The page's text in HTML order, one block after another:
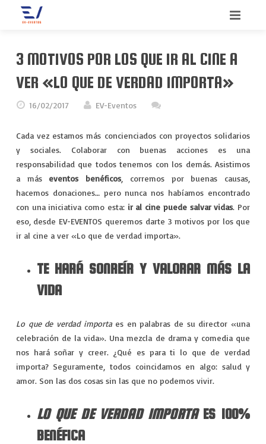
SERVICIOS
CONVENCIONES
INCENTIVOS
MEETINGS
MERCHANDISING
VIAJES
EXPERIENCIAS
CONTACTO
BLOG
3 MOTIVOS POR LOS QUE IR AL CINE A
VER «LO QUE DE VERDAD IMPORTA»
16/02/2017 EV-Eventos
Cada vez estamos más concienciados con proyectos solidarios
y sociales. Colaborar con buenas acciones es una
responsabilidad que todos tenemos con los demás. Asistimos
a más eventos benéficos , corremos por buenas causas,
hacemos donaciones… pero nunca nos habíamos encontrado
con una iniciativa como esta: ir al cine puede salvar vidas. Por
eso, desde EV-EVENTOS queremos darte 3 motivos por los que
ir al cine a ver «Lo que de verdad importa».
TE HARÁ SONREÍR Y VALORAR MÁS LA
VIDA
Lo que de verdad importaes en palabras de su director «una
celebración de la vida». Una mezcla de drama y comedia que
nos hará soñar y creer. ¿Qué es para ti lo que de verdad
importa? Seguramente, todos coincidamos en algo: salud y
amor. Son las dos cosas sin las que no podemos vivir.
LO QUE DE VERDAD IMPORTAES 100%
BENÉFICA